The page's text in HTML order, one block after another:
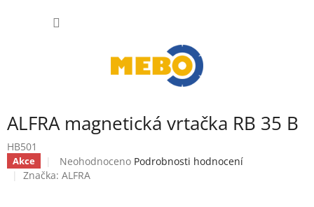
ALFRA magnetická vrtačka RB 35 B
HB501
Akce
Průměrné
hodnocení
Neohodnoceno Podrobnosti hodnocení
Značka: ALFRA